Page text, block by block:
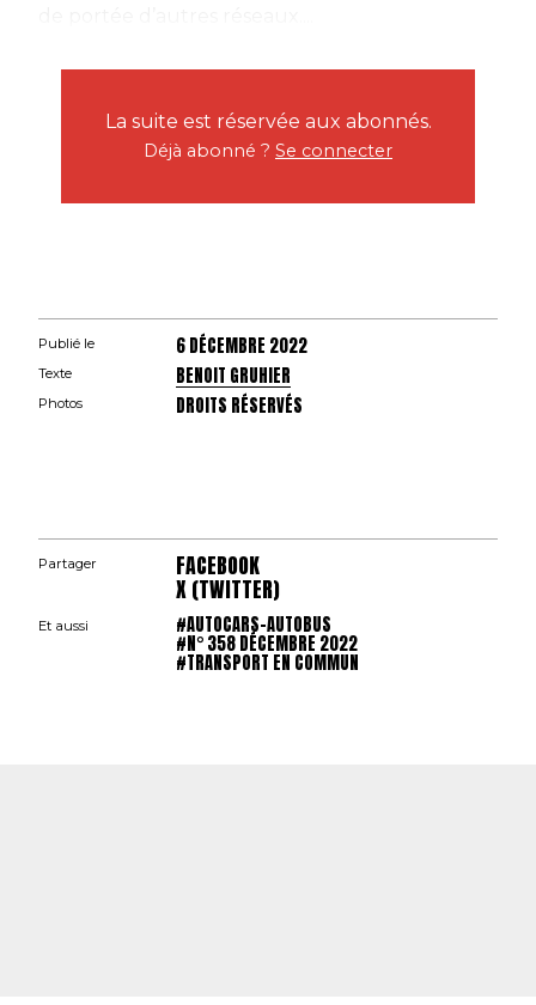
La suite est réservée aux abonnés.
Déjà abonné ? Se connecter
Publié le 6 DÉCEMBRE 2022
Texte BENOIT GRUHIER
Photos DROITS RÉSERVÉS
Partager FACEBOOK
X (TWITTER)
Et aussi #AUTOCARS-AUTOBUS
#N° 358 DÉCEMBRE 2022
#TRANSPORT EN COMMUN